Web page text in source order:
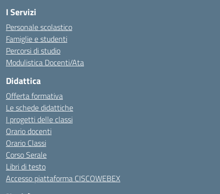
I Servizi
Personale scolastico
Famiglie e studenti
Percorsi di studio
Modulistica Docenti/Ata
Didattica
Offerta formativa
Le schede didattiche
I progetti delle classi
Orario docenti
Orario Classi
Corso Serale
Libri di testo
Accesso piattaforma CISCOWEBEX